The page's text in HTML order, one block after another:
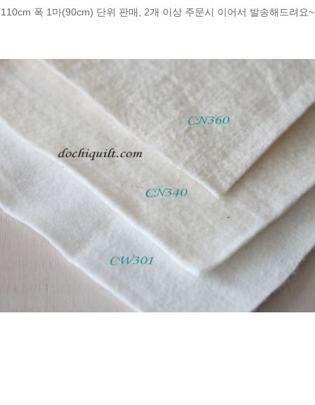
110cm 폭 1마(90cm) 단위 판매, 2개 이상 주문시 이어서 발송해드려요~